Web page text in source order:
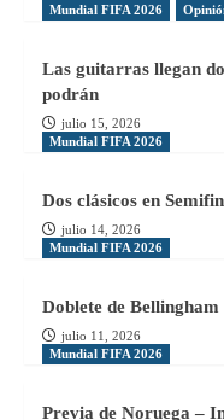
Mundial FIFA 2026
Las guitarras llegan
podrán
julio 15, 2026
Mundial FIFA 2026
Dos clásicos en
julio 14, 2026
Mundial FIFA 2026
Doblete de
julio 11, 2026
Mundial FIFA 2026
Previa de Noruega –